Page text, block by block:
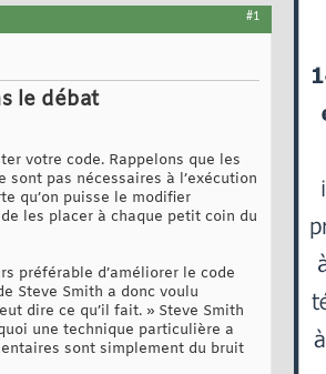
#1
le débat
votre code. Rappelons que les
pas nécessaires à l’exécution
qu’on puisse le modifier
les placer à chaque petit coin du
préférable d’améliorer le code
Steve Smith a donc voulu
dire ce qu’il fait. » Steve Smith
une technique particulière a
sont simplement du bruit